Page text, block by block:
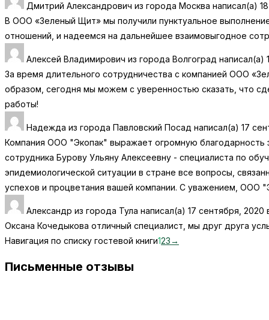
Дмитрий Александрович из города Москва написал(а)
В ООО «Зеленый Щит» мы получили пунктуальное
отношений, и надеемся на дальнейшее взаимовыгодное
Алексей Владимирович из города Волгоград написал(а)
За время длительного сотрудничества с компанией ООО
образом, сегодня мы можем с уверенностью сказать, что
работы!
Надежда из города Павловский Посад написал(а) 17
Компания ООО "Экопак" выражает огромную
сотрудника Бурову Ульяну Алексеевну - специалиста по
эпидемиологической ситуации в стране все вопросы,
успехов и процветания вашей компании. С уважением, ООО
Александр из города Тула написал(а) 17 сентября, 2020
Оксана Кочедыкова отличный специалист, мы друг друга
Навигация по списку гостевой книги123→
Письменные отзывы